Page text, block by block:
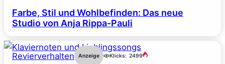
Farbe, Stil und Wohlbefinden: Das neue
Studio von Anja Rippa-Pauli
Revierverhalten Anzeige Klicks: 2499